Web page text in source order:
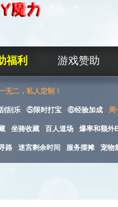
福利 游戏赞助
无二，私人定制！
刮乐 ⑤限时打宝 ⑥经验加成 周
坐骑收藏 百人道场 爆率和额外
路 迷宫剩余时间 服务摆摊 宠物